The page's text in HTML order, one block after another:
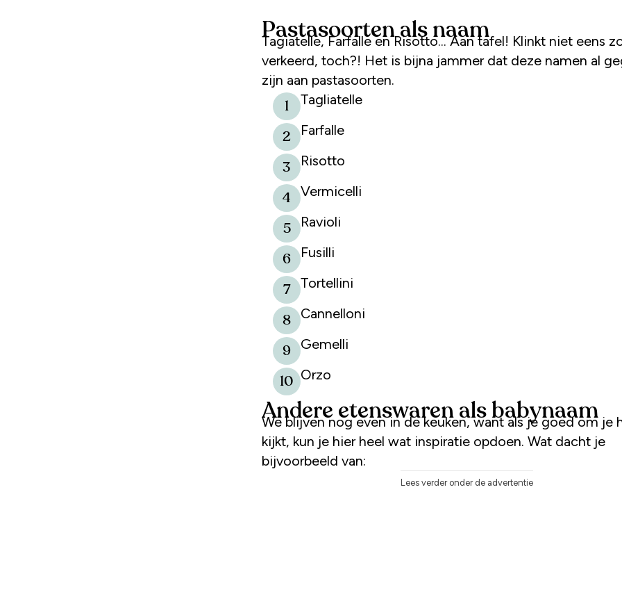
Pastasoorten als naam
Tagiatelle, Farfalle en Risotto... Aan tafel! Klinkt niet eens zo heel
verkeerd, toch?! Het is bijna jammer dat deze namen al
zijn aan pastasoorten.
1 Tagliatelle
2 Farfalle
3 Risotto
4 Vermicelli
5 Ravioli
6 Fusilli
7 Tortellini
8 Cannelloni
9 Gemelli
10 Orzo
Andere etenswaren als babynaam
We blijven nog even in de keuken, want als je goed om je
kijkt, kun je hier heel wat inspiratie opdoen. Wat dacht je
bijvoorbeeld van:
Lees verder onder de advertentie